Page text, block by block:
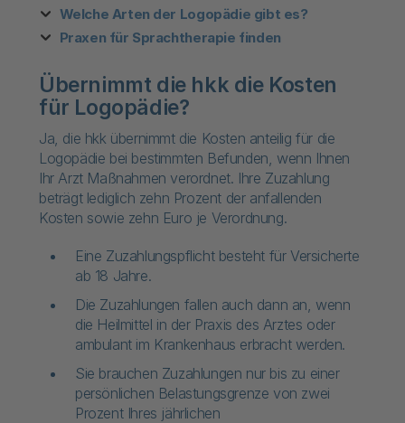
Welche Arten der Logopädie gibt es?
Praxen für Sprachtherapie finden
Übernimmt die hkk die Kosten
für Logopädie?
Ja, die hkk übernimmt die Kosten anteilig für die
Logopädie bei bestimmten Befunden, wenn Ihnen
Ihr Arzt Maßnahmen verordnet. Ihre Zuzahlung
beträgt lediglich zehn Prozent der anfallenden
Kosten sowie zehn Euro je Verordnung.
Eine Zuzahlungspflicht besteht für Versicherte
ab 18 Jahre.
Die Zuzahlungen fallen auch dann an, wenn
die Heilmittel in der Praxis des Arztes oder
ambulant im Krankenhaus erbracht werden.
Sie brauchen Zuzahlungen nur bis zu einer
persönlichen Belastungsgrenze von zwei
Prozent Ihres jährlichen